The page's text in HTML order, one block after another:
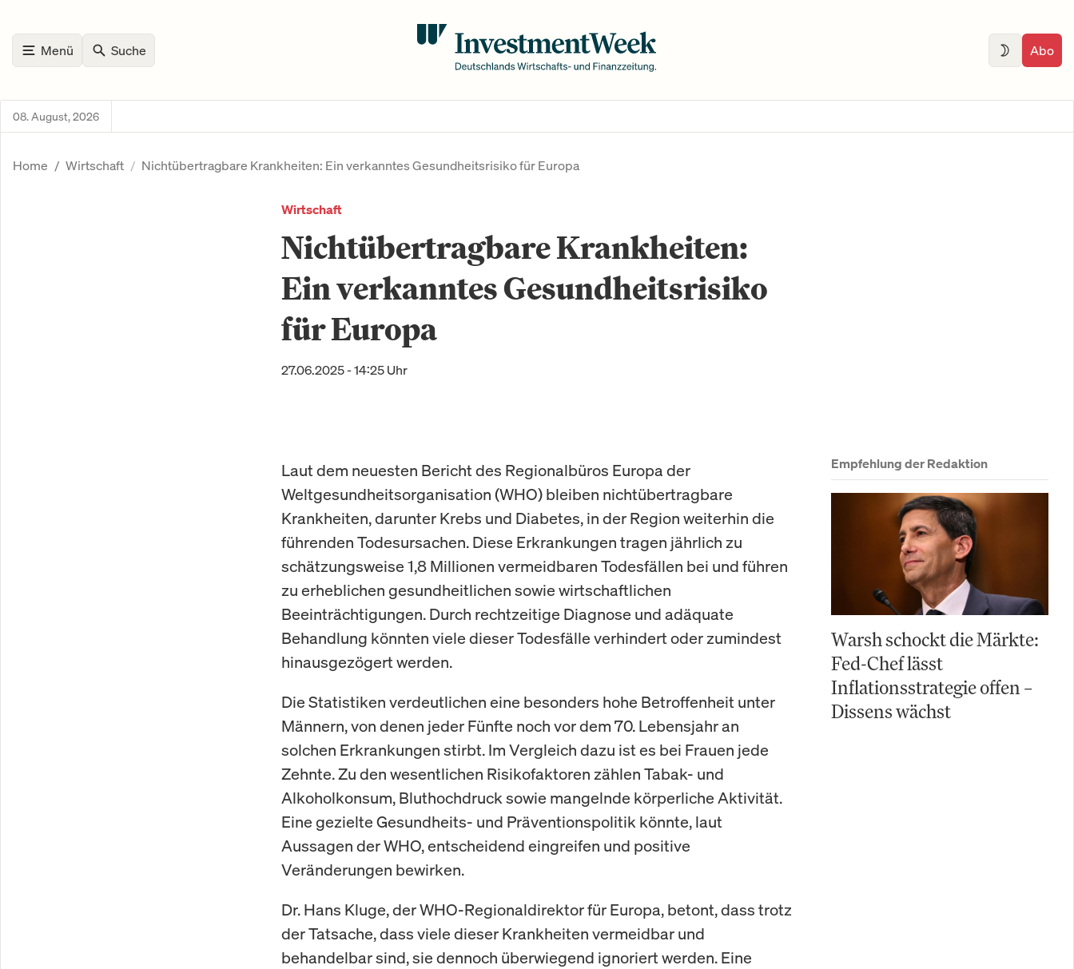
Menü Suche Abo
08. August, 2026
Home Wirtschaft Nichtübertragbare Krankheiten: Ein verkanntes Gesundheitsrisiko für Europa
Wirtschaft
Nichtübertragbare Krankheiten:
Ein verkanntes Gesundheitsrisiko
für Europa
27.06.2025 - 14:25 Uhr
Laut dem neuesten Bericht des Regionalbüros Europa der
Weltgesundheitsorganisation (WHO) bleiben nichtübertragbare
Krankheiten, darunter Krebs und Diabetes, in der Region weiterhin die
führenden Todesursachen. Diese Erkrankungen tragen jährlich zu
schätzungsweise 1,8 Millionen vermeidbaren Todesfällen bei und führen
zu erheblichen gesundheitlichen sowie wirtschaftlichen
Beeinträchtigungen. Durch rechtzeitige Diagnose und adäquate
Behandlung könnten viele dieser Todesfälle verhindert oder zumindest
hinausgezögert werden.
Die Statistiken verdeutlichen eine besonders hohe Betroffenheit unter
Männern, von denen jeder Fünfte noch vor dem 70. Lebensjahr an
solchen Erkrankungen stirbt. Im Vergleich dazu ist es bei Frauen jede
Zehnte. Zu den wesentlichen Risikofaktoren zählen Tabak- und
Alkoholkonsum, Bluthochdruck sowie mangelnde körperliche Aktivität.
Eine gezielte Gesundheits- und Präventionspolitik könnte, laut
Aussagen der WHO, entscheidend eingreifen und positive
Veränderungen bewirken.
Dr. Hans Kluge, der WHO-Regionaldirektor für Europa, betont, dass trotz
der Tatsache, dass viele dieser Krankheiten vermeidbar und
behandelbar sind, sie dennoch überwiegend ignoriert werden. Eine
Empfehlung der Redaktion
Warsh schockt die Märkte:
Fed-Chef lässt
Inflationsstrategie offen –
Dissens wächst